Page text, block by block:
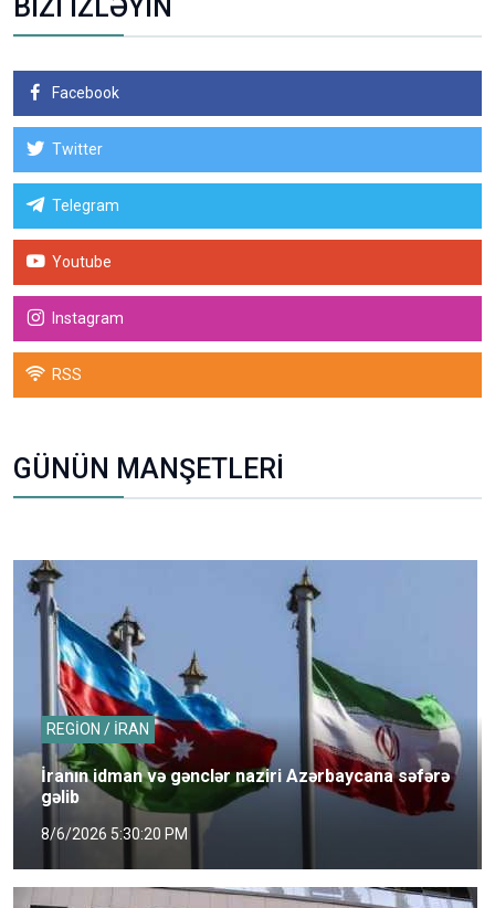
BİZİ İZLƏYİN
Facebook
Twitter
Telegram
Youtube
Instagram
RSS
GÜNÜN MANŞETLERİ
REGİON / İRAN
İranın idman və gənclər naziri Azərbaycana səfərə
gəlib
8/6/2026 5:30:20 PM